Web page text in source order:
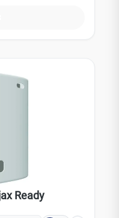
im Lieferumfang
Ready